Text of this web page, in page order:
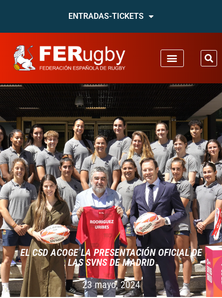
ENTRADAS-TICKETS
EL CSD ACOGE LA PRESENTACIÓN OFICIAL DE
LAS SVNS DE MADRID
23 mayo, 2024